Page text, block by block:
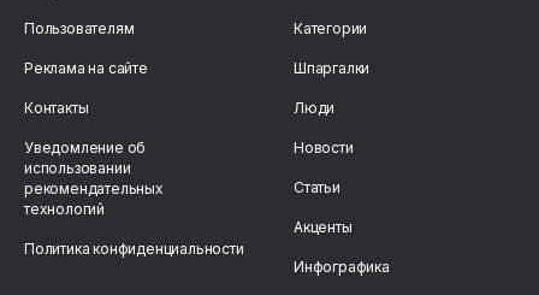
Пользователям
Реклама на сайте
Контакты
Уведомление об
использовании
рекомендательных
технологий
Политика конфиденциальности
Категории
Шпаргалки
Люди
Новости
Статьи
Акценты
Инфографика